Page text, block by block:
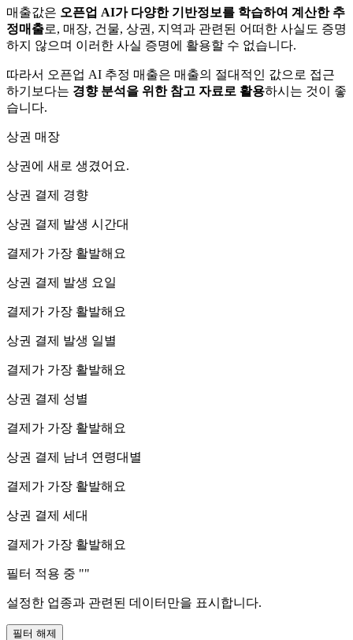
매출값은 오픈업 AI가 다양한 기반정보를 학습하여 계산한 추
정매출로, 매장, 건물, 상권, 지역과 관련된 어떠한 사실도 증명
하지 않으며 이러한 사실 증명에 활용할 수 없습니다.
따라서 오픈업 AI 추정 매출은 매출의 절대적인 값으로 접근
하기보다는 경향 분석을 위한 참고 자료로 활용하시는 것이 좋
습니다.
상권 매장
상권에 새로 생겼어요.
상권 결제 경향
상권 결제 발생 시간대
결제가 가장 활발해요
상권 결제 발생 요일
결제가 가장 활발해요
상권 결제 발생 일별
결제가 가장 활발해요
상권 결제 성별
결제가 가장 활발해요
상권 결제 남녀 연령대별
결제가 가장 활발해요
상권 결제 세대
결제가 가장 활발해요
필터 적용 중 ""
설정한 업종과 관련된 데이터만을 표시합니다.
필터 해제